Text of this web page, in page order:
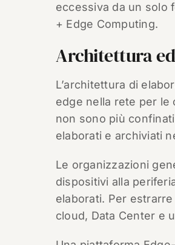
eccessiva da un solo
+ Edge Computing.
Architettura
L’architettura di
edge nella rete per le
non sono più
elaborati e archiviati
Le organizzazioni
dispositivi alla
elaborati. Per
cloud, Data Center e